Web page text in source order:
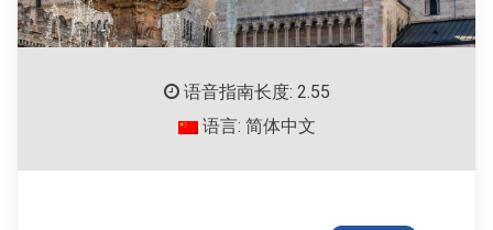
语音指南长度: 2.55
语言: 简体中文